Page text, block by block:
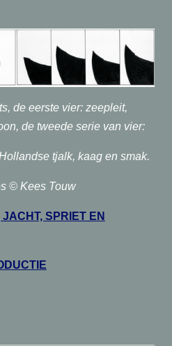
de eerste vier: zeepleit,
de tweede serie van vier:
tjalk, kaag en smak.
© Kees Touw
JACHT, SPRIET EN